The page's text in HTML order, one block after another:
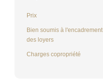
Prix
Bien soumis à l'encadrement
des loyers
Charges copropriété